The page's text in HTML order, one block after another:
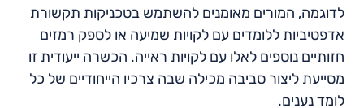
לדוגמה, המורים מאומנים להשתמש בטכניקות תקשורת
אדפטיביות ללומדים עם לקויות שמיעה או לספק רמזים
חזותיים נוספים לאלו עם לקויות ראייה. הכשרה ייעודית זו
מסייעת ליצור סביבה מכילה שבה צרכיו הייחודיים של כל
לומד נענים.